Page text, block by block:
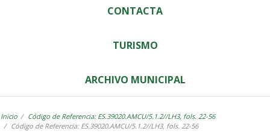
CONTACTA
TURISMO
ARCHIVO MUNICIPAL
Inicio
Código de Referencia: ES.39020.AMCU/5.1.2//LH3, fols. 22-56
Código de Referencia: ES.39020.AMCU/5.1.2//LH3, fols. 22-56